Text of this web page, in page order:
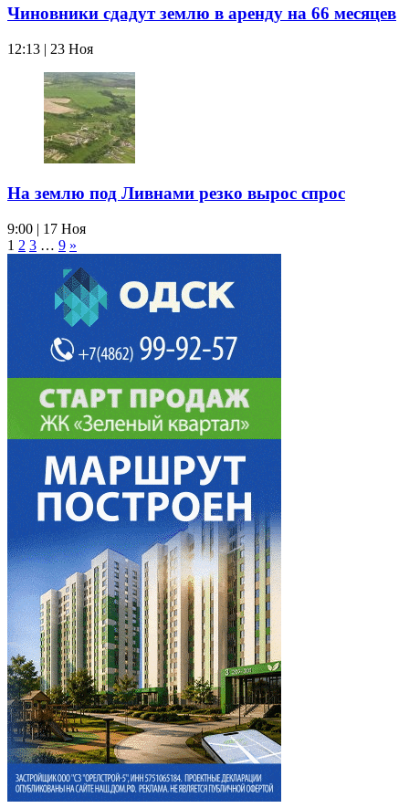
Чиновники сдадут землю в аренду на 66 месяцев
12:13 | 23 Ноя
На землю под Ливнами резко вырос спрос
9:00 | 17 Ноя
1 2 3 … 9 »